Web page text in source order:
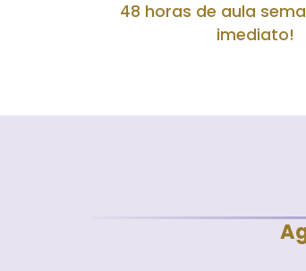
48 horas de aula
imediato!